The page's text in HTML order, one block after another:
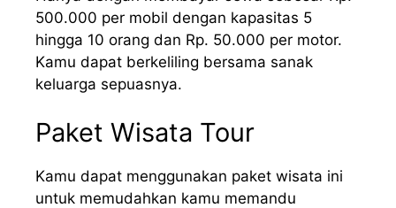
500.000 per mobil dengan kapasitas 5
hingga 10 orang dan Rp. 50.000 per motor.
Kamu dapat berkeliling bersama sanak
keluarga sepuasnya.
Paket Wisata Tour
Kamu dapat menggunakan paket wisata ini
untuk memudahkan kamu memandu